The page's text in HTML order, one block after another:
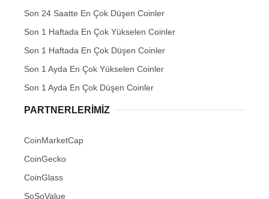
Son 24 Saatte En Çok Düşen Coinler
Son 1 Haftada En Çok Yükselen Coinler
Son 1 Haftada En Çok Düşen Coinler
Son 1 Ayda En Çok Yükselen Coinler
Son 1 Ayda En Çok Düşen Coinler
PARTNERLERIMIZ
CoinMarketCap
CoinGecko
CoinGlass
SoSoValue